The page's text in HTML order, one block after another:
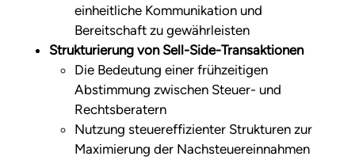
einheitliche Kommunikation und
Bereitschaft zu gewährleisten
Strukturierung von Sell-Side-Transaktionen
Die Bedeutung einer frühzeitigen
Abstimmung zwischen Steuer- und
Rechtsberatern
Nutzung steuereffizienter Strukturen zur
Maximierung der Nachsteuereinnahmen